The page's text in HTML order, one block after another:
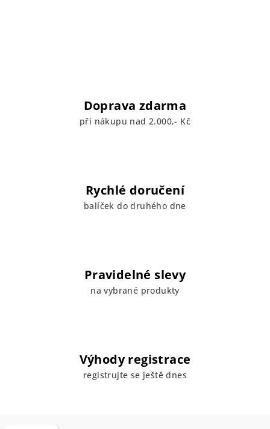
Doprava zdarma
při nákupu nad 2.000,- Kč
Rychlé doručení
balíček do druhého dne
Pravidelné slevy
na vybrané produkty
Výhody registrace
registrujte se ještě dnes